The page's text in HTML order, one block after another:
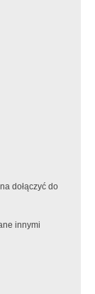
dołączyć do
innymi